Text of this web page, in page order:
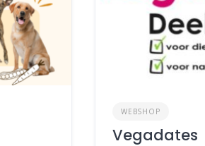
WEBSHOP
Vegadates